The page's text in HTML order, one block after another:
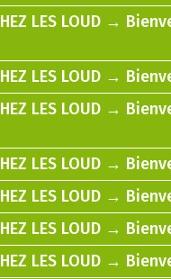
LES LOUD →
LES LOUD →
LES LOUD →
LES LOUD →
LES LOUD →
LES LOUD →
LES LOUD →